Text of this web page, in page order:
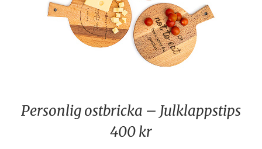
Personlig ostbricka – Julklappstips
400 kr